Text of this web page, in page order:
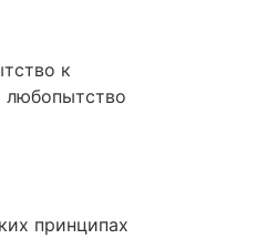
к
любопытство
принципах